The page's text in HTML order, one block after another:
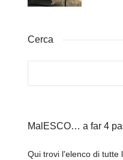
Cerca
MalESCO… a far 4
Qui trovi l'elenco di tutte